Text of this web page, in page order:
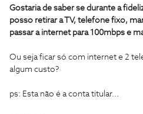
Gostaria de saber se durante a
posso retirar a TV, telefone fixo,
passar a internet para 100mbps e
Ou seja ficar só com internet e 2
algum custo?
ps: Esta não é a conta titular...